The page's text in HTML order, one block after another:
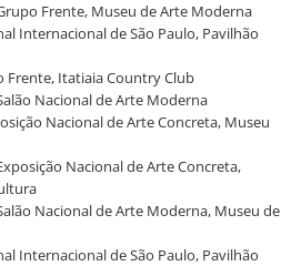
Grupo Frente, Museu de Arte Moderna
Internacional de São Paulo, Pavilhão
Frente, Itatiaia Country Club
Nacional de Arte Moderna
Nacional de Arte Concreta, Museu
Nacional de Arte Concreta,
Salão Nacional de Arte Moderna, Museu de
Internacional de São Paulo, Pavilhão